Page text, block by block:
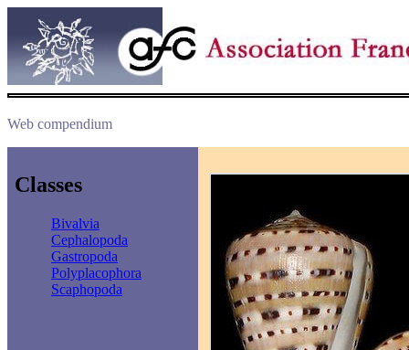
Web compendium
Classes
Bivalvia
Cephalopoda
Gastropoda
Polyplacophora
Scaphopoda